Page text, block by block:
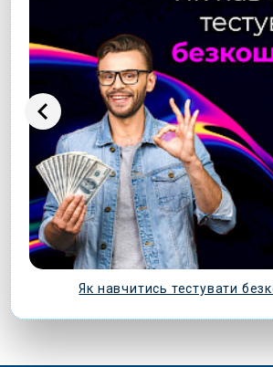
Як навчитись тестувати